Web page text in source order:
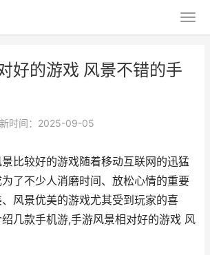
好的游戏 风景不错的手
时间：2025-09-05
比较好的游戏随着移动互联网的迅猛
了不少人消磨时间、放松心情的重要
风景优美的游戏尤其受到玩家的喜
几款手机游,手游风景相对好的游戏 风